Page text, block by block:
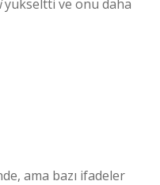
yükseltti ve onu daha
ama bazı ifadeler